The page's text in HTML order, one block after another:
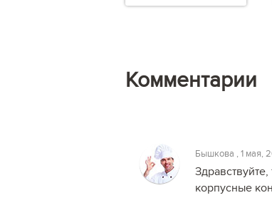
швейцарской и
Комментарии
Бышкова , 1 мая,
корпусные